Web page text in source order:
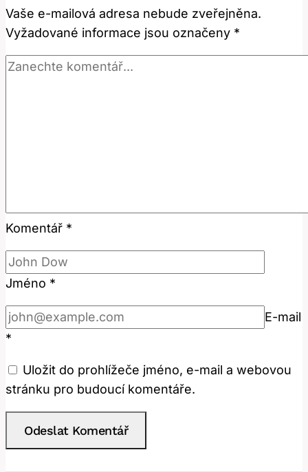
výraz?
Vaše e-mailová adresa nebude zveřejněna.
Vyžadované informace jsou označeny *
Komentář *
Jméno *
E-mail
*
Uložit do prohlížeče jméno, e-mail a webovou
stránku pro budoucí komentáře.